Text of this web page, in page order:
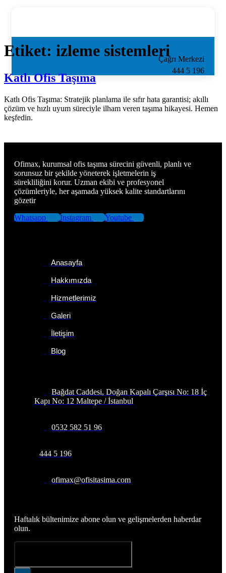
Çağrı Merkezi
444 5 196
Etiket: izleme sistemleri
Katlı Ofis Taşıma
Katlı Ofis Taşıma: Stratejik planlama ile sıfır hata garantisi; akıllı
çözüm ve hızlı uyum süreciyle ilham veren taşıma hikayesi. Hemen
keşfedin.
Ofimax, kurumsal ofis taşıma sürecini güvenli, planlı ve
sorunsuz bir şekilde yöneterek işletmelerin iş
sürekliliğini korur. Uzman ekibi ve profesyonel
çözümleriyle, her aşamada yüksek kalite standartlarını
gözetir
Whatsapp
Instagram Youtube
Anasayfa
Hakkımızda
Hizmetlerimiz
Galeri
İletişim
Blog
Bağdat Caddesi, Doğan Kapalı Çarşısı No: 18 İç
Kapı No: 12 Maltepe / İstanbul
0532 582 51 96
444 5 196
ofimax@ofisitasima.com
Haftalık bültenimize abone olun ve gelişmelerden haberdar
olun.